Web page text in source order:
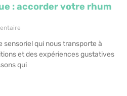
: accorder votre rhum
sensoriel qui nous transporte à
et des expériences gustatives
qui